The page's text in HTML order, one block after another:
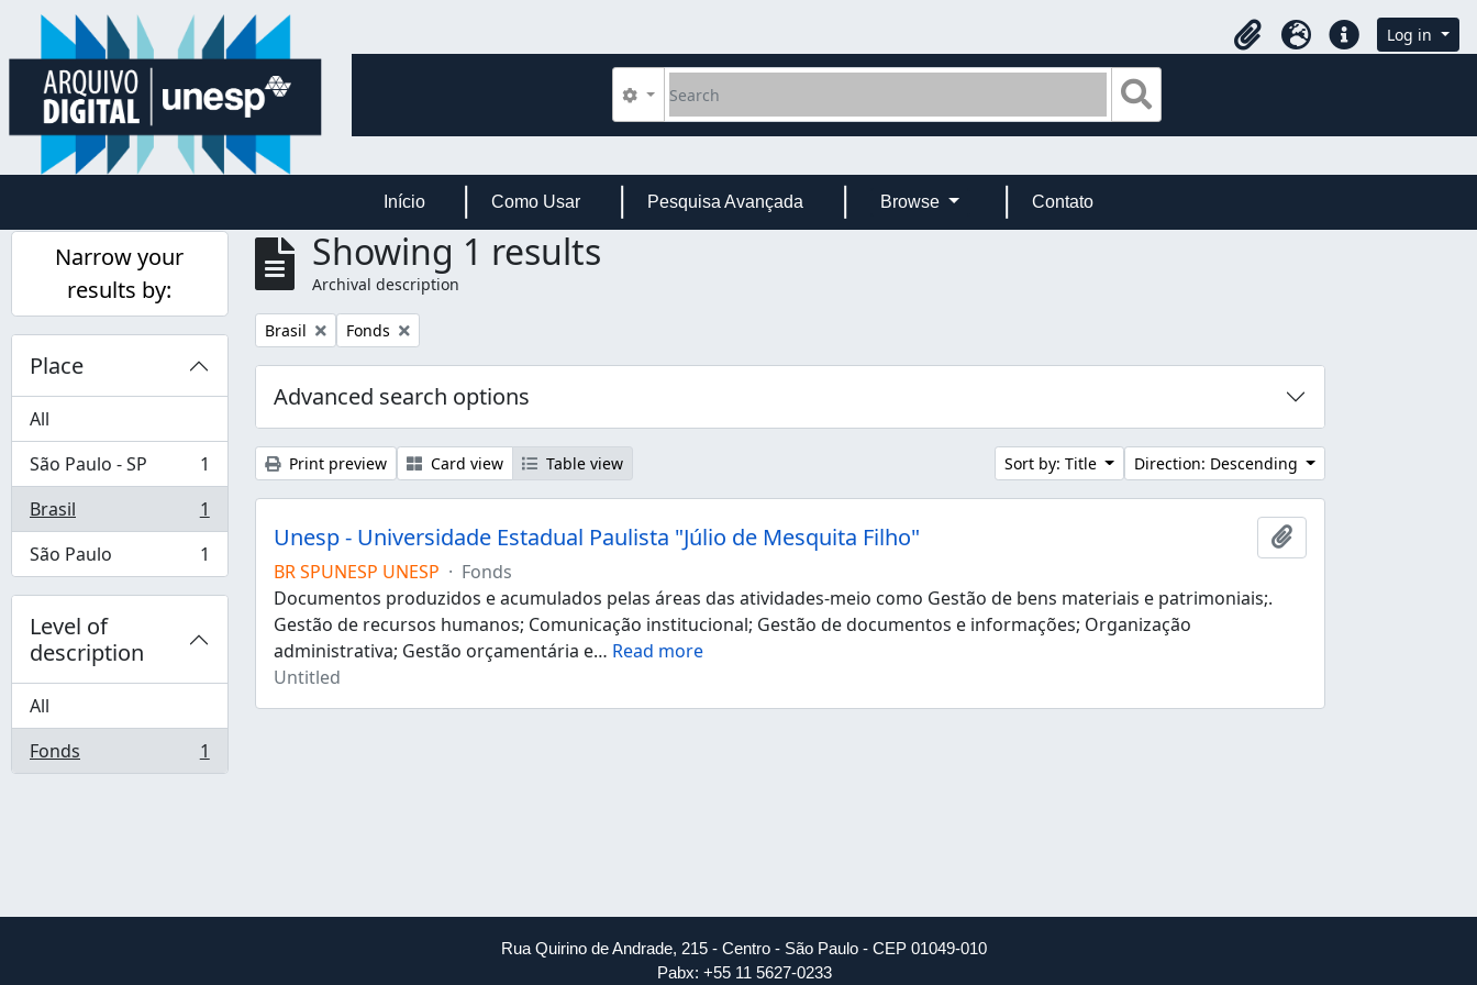
Skip to main content
ClipboardLanguageQuick linksLog in
Search
Search options
Início Como Usar Pesquisa Avançada Browse Contato
Narrow your
results by:
Place
All
São Paulo - SP
, 1 results
1
Brasil
, 1 results
1
São Paulo
, 1 results 1
Level of
description
All
Fonds
, 1 results 1
Showing 1 results
Archival description
Remove filter:
Brasil Remove filter:
Fonds
Advanced search options
Print preview Card view Table view Sort by: Title Direction: Descending
Unesp - Universidade Estadual Paulista "Júlio de Mesquita Filho"
Add to clipboard
BR SPUNESP UNESP · Fonds
Documentos produzidos e acumulados pelas áreas das atividades-meio como Gestão de bens materiais e patrimoniais;.
Gestão de recursos humanos; Comunicação institucional; Gestão de documentos e informações; Organização
administrativa; Gestão orçamentária e… Read more
Untitled
Rua Quirino de Andrade, 215 - Centro - São Paulo - CEP 01049-010
Pabx: +55 11 5627-0233